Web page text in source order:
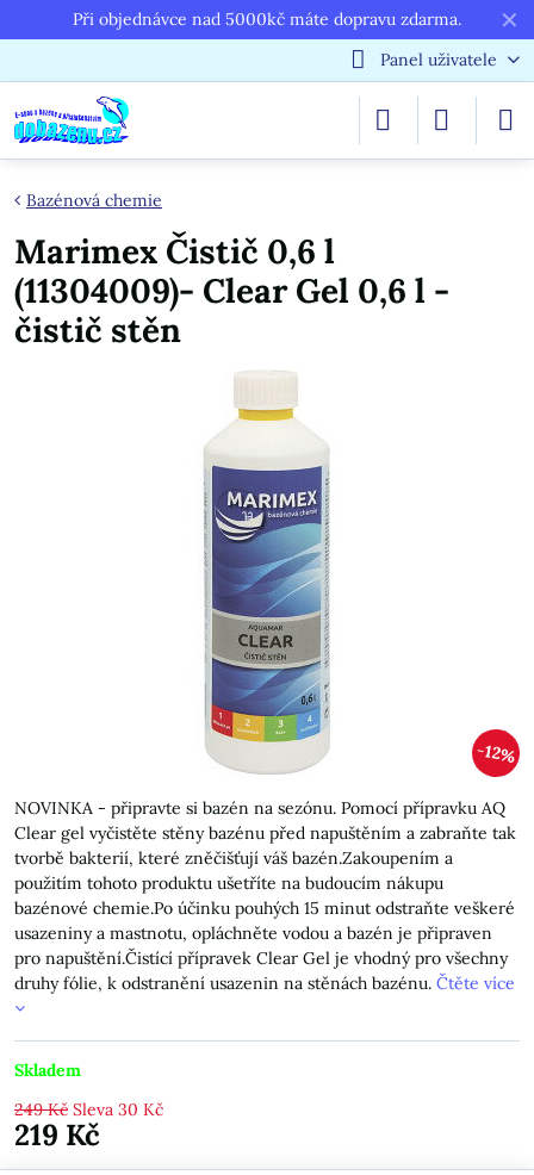
✕
Při objednávce nad 5000kč máte dopravu zdarma.
Panel uživatele
12%
Bazénová chemie
Marimex Čistič 0,6 l
(11304009)- Clear Gel 0,6 l -
čistič stěn
NOVINKA - připravte si bazén na sezónu. Pomocí přípravku AQ
Clear gel vyčistěte stěny bazénu před napuštěním a zabraňte tak
tvorbě bakterií, které zněčišťují váš bazén.Zakoupením a
použitím tohoto produktu ušetříte na budoucím nákupu
bazénové chemie.Po účinku pouhých 15 minut odstraňte veškeré
usazeniny a mastnotu, opláchněte vodou a bazén je připraven
pro napuštění.Čistící přípravek Clear Gel je vhodný pro všechny
druhy fólie, k odstranění usazenin na stěnách bazénu. Čtěte více
Skladem
249 Kč Sleva 30 Kč
219 Kč